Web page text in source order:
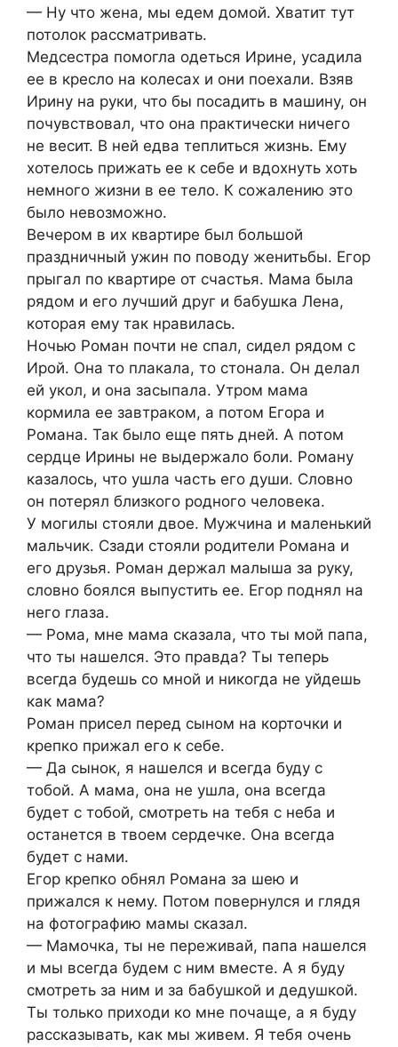
— Ну что жена, мы едем домой. Хватит тут
потолок рассматривать.
Медсестра помогла одеться Ирине, усадила
ее в кресло на колесах и они поехали. Взяв
Ирину на руки, что бы посадить в машину, он
почувствовал, что она практически ничего
не весит. В ней едва теплиться жизнь. Ему
хотелось прижать ее к себе и вдохнуть хоть
немного жизни в ее тело. К сожалению это
было невозможно.
Вечером в их квартире был большой
праздничный ужин по поводу женитьбы. Егор
прыгал по квартире от счастья. Мама была
рядом и его лучший друг и бабушка Лена,
которая ему так нравилась.
Ночью Роман почти не спал, сидел рядом с
Ирой. Она то плакала, то стонала. Он делал
ей укол, и она засыпала. Утром мама
кормила ее завтраком, а потом Егора и
Романа. Так было еще пять дней. А потом
сердце Ирины не выдержало боли. Роману
казалось, что ушла часть его души. Словно
он потерял близкого родного человека.
У могилы стояли двое. Мужчина и маленький
мальчик. Сзади стояли родители Романа и
его друзья. Роман держал малыша за руку,
словно боялся выпустить ее. Егор поднял на
него глаза.
— Рома, мне мама сказала, что ты мой папа,
что ты нашелся. Это правда? Ты теперь
всегда будешь со мной и никогда не уйдешь
как мама?
Роман присел перед сыном на корточки и
крепко прижал его к себе.
— Да сынок, я нашелся и всегда буду с
тобой. А мама, она не ушла, она всегда
будет с тобой, смотреть на тебя с неба и
останется в твоем сердечке. Она всегда
будет с нами.
Егор крепко обнял Романа за шею и
прижался к нему. Потом повернулся и глядя
на фотографию мамы сказал.
— Мамочка, ты не переживай, папа нашелся
и мы всегда будем с ним вместе. А я буду
смотреть за ним и за бабушкой и дедушкой.
Ты только приходи ко мне почаще, а я буду
рассказывать, как мы живем. Я тебя очень